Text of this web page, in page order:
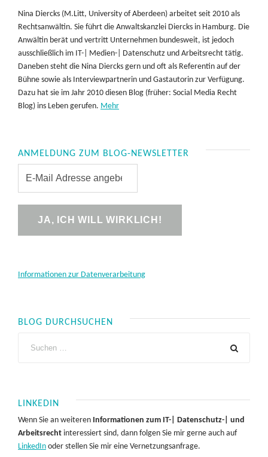
Nina Diercks (M.Litt, University of Aberdeen) arbeitet seit 2010 als
Rechtsanwältin. Sie führt die Anwaltskanzlei Diercks in Hamburg. Die
Anwältin berät und vertritt Unternehmen bundesweit, ist jedoch
ausschließlich im IT-| Medien-| Datenschutz und Arbeitsrecht tätig.
Daneben steht die Nina Diercks gern und oft als Referentin auf der
Bühne sowie als Interviewpartnerin und Gastautorin zur Verfügung.
Dazu hat sie im Jahr 2010 diesen Blog (früher: Social Media Recht
Blog) ins Leben gerufen. Mehr
ANMELDUNG ZUM BLOG-NEWSLETTER
Informationen zur Datenverarbeitung
BLOG DURCHSUCHEN
LINKEDIN
Wenn Sie an weiteren Informationen zum IT-| Datenschutz-| und
Arbeitsrecht interessiert sind, dann folgen Sie mir gerne auch auf
LinkedIn oder stellen Sie mir eine Vernetzungsanfrage.